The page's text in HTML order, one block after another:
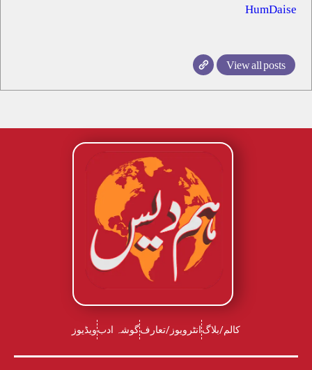
HumDaise
View all posts
کالم/بلاگانٹرویوز/تعارفگوشہ ادبویڈیوز